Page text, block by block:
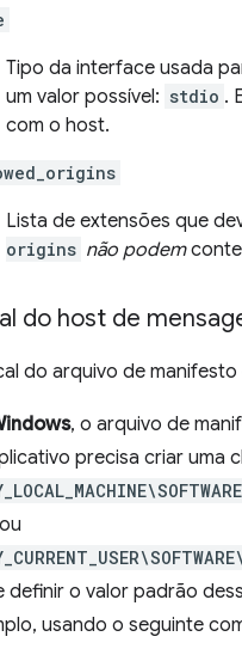
Tipo da interface usada
um valor possível: stdio .
com o host.
Lista de extensões que
origins não podem
do host de
do arquivo de
, o arquivo de
precisa criar uma
ou
definir o valor padrão
usando o seguinte